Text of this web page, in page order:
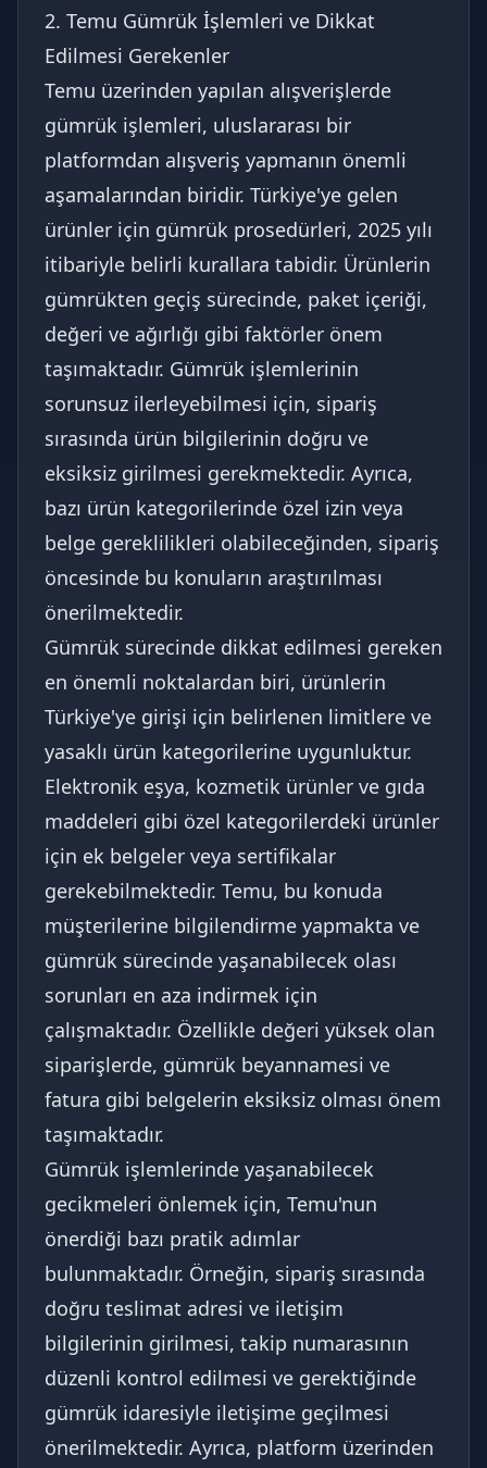
2. Temu Gümrük İşlemleri ve Dikkat
Edilmesi Gerekenler
Temu üzerinden yapılan alışverişlerde
gümrük işlemleri, uluslararası bir
platformdan alışveriş yapmanın önemli
aşamalarından biridir. Türkiye'ye gelen
ürünler için gümrük prosedürleri, 2025 yılı
itibariyle belirli kurallara tabidir. Ürünlerin
gümrükten geçiş sürecinde, paket içeriği,
değeri ve ağırlığı gibi faktörler önem
taşımaktadır. Gümrük işlemlerinin
sorunsuz ilerleyebilmesi için, sipariş
sırasında ürün bilgilerinin doğru ve
eksiksiz girilmesi gerekmektedir. Ayrıca,
bazı ürün kategorilerinde özel izin veya
belge gereklilikleri olabileceğinden, sipariş
öncesinde bu konuların araştırılması
önerilmektedir.
Gümrük sürecinde dikkat edilmesi gereken
en önemli noktalardan biri, ürünlerin
Türkiye'ye girişi için belirlenen limitlere ve
yasaklı ürün kategorilerine uygunluktur.
Elektronik eşya, kozmetik ürünler ve gıda
maddeleri gibi özel kategorilerdeki ürünler
için ek belgeler veya sertifikalar
gerekebilmektedir. Temu, bu konuda
müşterilerine bilgilendirme yapmakta ve
gümrük sürecinde yaşanabilecek olası
sorunları en aza indirmek için
çalışmaktadır. Özellikle değeri yüksek olan
siparişlerde, gümrük beyannamesi ve
fatura gibi belgelerin eksiksiz olması önem
taşımaktadır.
Gümrük işlemlerinde yaşanabilecek
gecikmeleri önlemek için, Temu'nun
önerdiği bazı pratik adımlar
bulunmaktadır. Örneğin, sipariş sırasında
doğru teslimat adresi ve iletişim
bilgilerinin girilmesi, takip numarasının
düzenli kontrol edilmesi ve gerektiğinde
gümrük idaresiyle iletişime geçilmesi
önerilmektedir. Ayrıca, platform üzerinden